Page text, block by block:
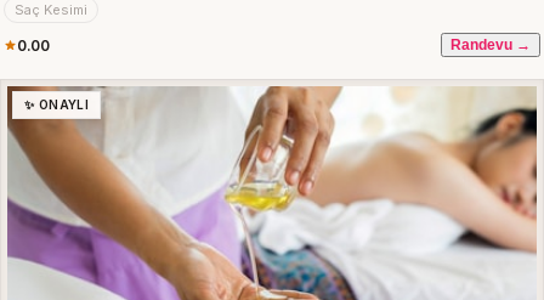
Saç Kesimi
0.00 Randevu →
✨ ONAYLI